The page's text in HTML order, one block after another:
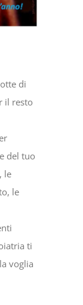
di
il resto
del tuo
le
le
ti
voglia